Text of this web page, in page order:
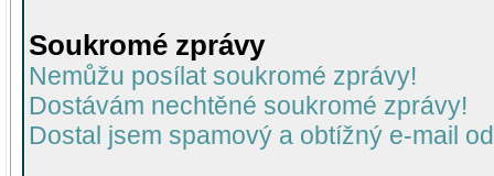
Soukromé zprávy
Nemůžu posílat soukromé zprávy!
Dostávám nechtěné soukromé zprávy!
Dostal jsem spamový a obtížný e-mail